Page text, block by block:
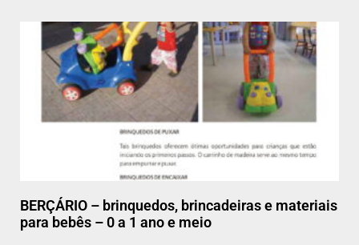
BERÇÁRIO – brinquedos, brincadeiras e materiais
para bebês – 0 a 1 ano e meio